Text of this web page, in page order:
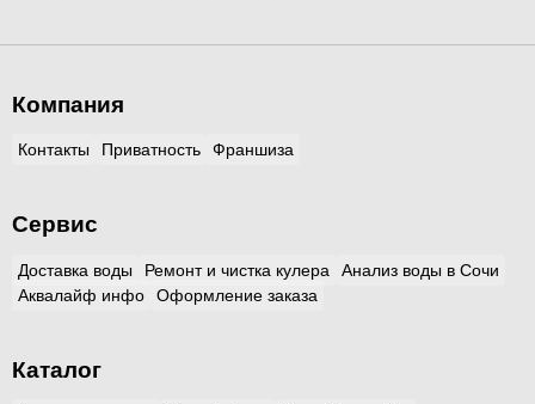
Компания
Контакты Приватность Франшиза
Сервис
Доставка воды Ремонт и чистка кулера
Анализ воды в Сочи
Аквалайф инфо
Оформление заказа
Каталог